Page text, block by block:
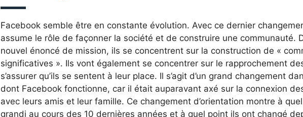
Facebook semble être en constante évolution. Avec ce dernier
assume le rôle de façonner la société et de construire une communauté.
nouvel énoncé de mission, ils se concentrent sur la construction de «
significatives ». Ils vont également se concentrer sur le rapprochement
s’assurer qu’ils se sentent à leur place. Il s’agit d’un grand changement
dont Facebook fonctionne, car il était auparavant axé sur la connexion
avec leurs amis et leur famille. Ce changement d’orientation montre à
grandi au cours des 10 dernières années et à quel point ils ont changé